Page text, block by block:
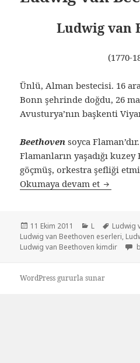
Ludwig van
(1770-
Ünlü, Alman bestecisi. 16
Bonn şehrinde doğdu, 26
Avusturya’nın başkenti
Beethoven soyca
Flamanların yaşadığı kuzey
göçmüş, orkestra şefliği
Okumaya devam et Ludwig
Yayın
tarihi
11 Ekim 2011 Kategoriler
L Etiketler
Ludwig
Ludwig van Beethoven eserleri,
Ludwig van Beethoven kimdir
WordPress gururla sunar